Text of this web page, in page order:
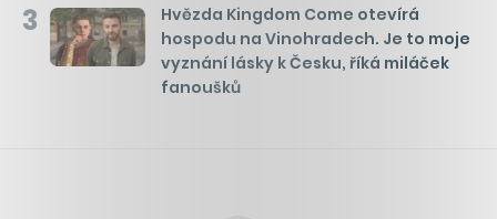
3
Hvězda Kingdom Come otevírá
hospodu na Vinohradech. Je to moje
vyznání lásky k Česku, říká miláček
fanoušků